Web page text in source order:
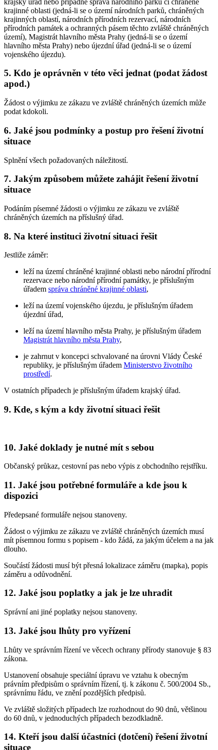
krajinné oblasti (jedná-li se o území národních parků, chráněných
krajinných oblastí, národních přírodních rezervací, národních
přírodních památek a ochranných pásem těchto zvláště chráněných
území), Magistrát hlavního města Prahy (jedná-li se o území
hlavního města Prahy) nebo újezdní úřad (jedná-li se o území
vojenského újezdu).
5. Kdo je oprávněn v této věci jednat (podat žádost
apod.)
Žádost o výjimku ze zákazu ve zvláště chráněných územích může
podat kdokoli.
6. Jaké jsou podmínky a postup pro řešení životní
situace
Splnění všech požadovaných náležitostí.
7. Jakým způsobem můžete zahájit řešení životní
situace
Podáním písemné žádosti o výjimku ze zákazu ve zvláště
chráněných územích na příslušný úřad.
8. Na které instituci životní situaci řešit
Jestliže záměr:
leží na území chráněné krajinné oblasti nebo národní přírodní
rezervace nebo národní přírodní památky, je příslušným
úřadem správa chráněné krajinné oblasti,
leží na území vojenského újezdu, je příslušným úřadem
újezdní úřad,
leží na území hlavního města Prahy, je příslušným úřadem
Magistrát hlavního města Prahy,
je zahrnut v koncepci schvalované na úrovni Vlády České
republiky, je příslušným úřadem Ministerstvo životního
prostředí.
V ostatních případech je příslušným úřadem krajský úřad.
9. Kde, s kým a kdy životní situaci řešit
10. Jaké doklady je nutné mít s sebou
Občanský průkaz, cestovní pas nebo výpis z obchodního rejstříku.
11. Jaké jsou potřebné formuláře a kde jsou k
dispozici
Předepsané formuláře nejsou stanoveny.
Žádost o výjimku ze zákazu ve zvláště chráněných územích musí
mít písemnou formu s popisem - kdo žádá, za jakým účelem a na jak
dlouho.
Součástí žádosti musí být přesná lokalizace záměru (mapka), popis
záměru a odůvodnění.
12. Jaké jsou poplatky a jak je lze uhradit
Správní ani jiné poplatky nejsou stanoveny.
13. Jaké jsou lhůty pro vyřízení
Lhůty ve správním řízení ve věcech ochrany přírody stanovuje § 83
zákona.
Ustanovení obsahuje speciální úpravu ve vztahu k obecným
právním předpisům o správním řízení, tj. k zákonu č. 500/2004 Sb.,
správnímu řádu, ve znění pozdějších předpisů.
Ve zvláště složitých případech lze rozhodnout do 90 dnů, většinou
do 60 dnů, v jednoduchých případech bezodkladně.
14. Kteří jsou další účastníci (dotčení) řešení životní
situace